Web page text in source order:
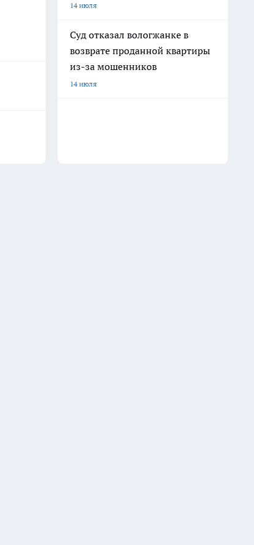
14 июля
Суд отказал вологжанке в
возврате проданной квартиры
из-за мошенников
14 июля